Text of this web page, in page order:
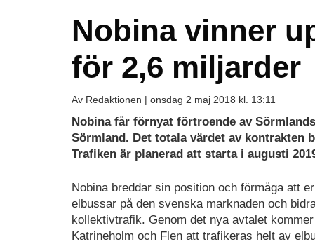
Nobina vinner
för 2,6 miljarder
Av Redaktionen | onsdag 2 maj 2018 kl. 13:11
Nobina får förnyat förtroende av
Sörmland. Det totala värdet av kontrakten
Trafiken är planerad att starta i augusti
Nobina breddar sin position och förmåga att
elbussar på den svenska marknaden och
kollektivtrafik. Genom det nya avtalet
Katrineholm och Flen att trafikeras helt av